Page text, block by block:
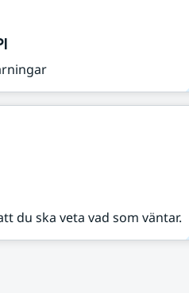
du ska veta vad som väntar.